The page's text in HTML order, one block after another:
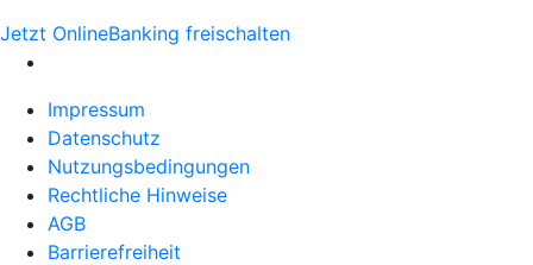
Jetzt OnlineBanking freischalten
Impressum
Datenschutz
Nutzungsbedingungen
Rechtliche Hinweise
AGB
Barrierefreiheit